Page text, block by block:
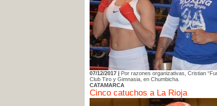
07/12/2017 | Por razones organizativas, Cristian
Club Tiro y Gimnasia, en Chumbicha.
CATAMARCA
Cinco catuchos a La Rioja